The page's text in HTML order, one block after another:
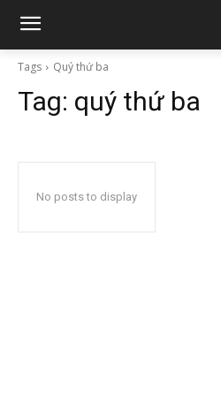
Tags Quý thứ ba
Tag: quý thứ ba
No posts to display